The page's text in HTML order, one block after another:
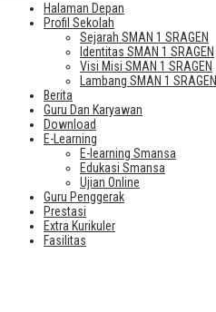
Halaman Depan
Profil Sekolah
Sejarah SMAN 1 SRAGEN
Identitas SMAN 1 SRAGEN
Visi Misi SMAN 1 SRAGEN
Lambang SMAN 1 SRAGEN
Berita
Guru Dan Karyawan
Download
E-Learning
E-learning Smansa
Edukasi Smansa
Ujian Online
Guru Penggerak
Prestasi
Extra Kurikuler
Fasilitas